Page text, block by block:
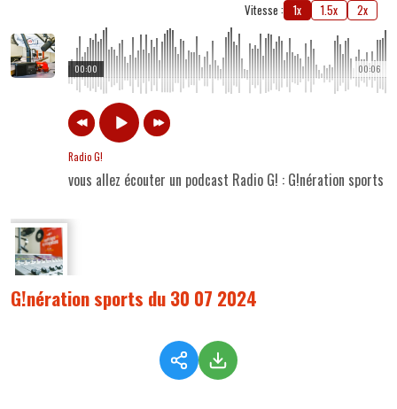
Vitesse : 1x 1.5x 2x
00:06
00:00
Radio G!
vous allez écouter un podcast Radio G! : G!nération sports
G!nération sports du 30 07 2024